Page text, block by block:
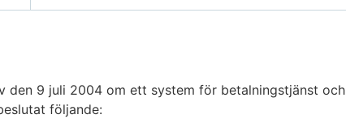
den 9 juli 2004 om ett system för betalningstjänst och
följande: